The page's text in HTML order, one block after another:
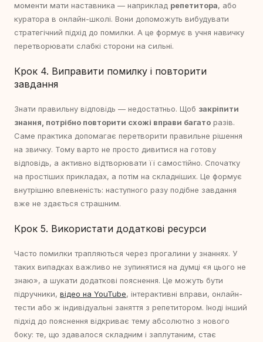
моменти мати наставника — наприклад репетитора, або
куратора в онлайн-школі. Вони допоможуть вибудувати
стратегічний підхід до помилки. А це формує в учня навичку
перетворювати слабкі сторони на сильні.
Крок 4. Виправити помилку і повторити
завдання
Знати правильну відповідь — недостатньо. Щоб закріпити
знання, потрібно повторити схожі вправи багато разів.
Саме практика допомагає перетворити правильне рішення
на звичку. Тому варто не просто дивитися на готову
відповідь, а активно відтворювати її самостійно. Спочатку
на простіших прикладах, а потім на складніших. Це формує
внутрішню впевненість: наступного разу подібне завдання
вже не здається страшним.
Крок 5. Використати додаткові ресурси
Часто помилки трапляються через прогалини у знаннях. У
таких випадках важливо не зупинятися на думці «я цього не
знаю», а шукати додаткові пояснення. Це можуть бути
підручники, відео на YouTube, інтерактивні вправи, онлайн-
тести або ж індивідуальні заняття з репетитором. Іноді інший
підхід до пояснення відкриває тему абсолютно з нового
боку: те, що здавалося складним і заплутаним, стає